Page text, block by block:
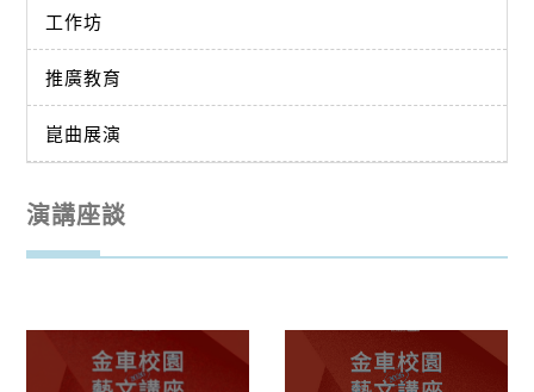
工作坊
推廣教育
崑曲展演
演講座談